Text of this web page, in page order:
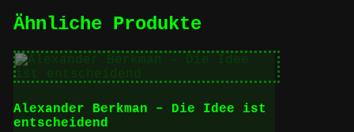
Ähnliche Produkte
Alexander Berkman – Die Idee ist
entscheidend